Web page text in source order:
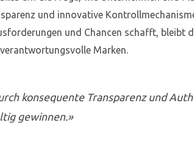
und innovative
und Chancen schafft, bleibt
Marken.
konsequente Transparenz und
gewinnen.»